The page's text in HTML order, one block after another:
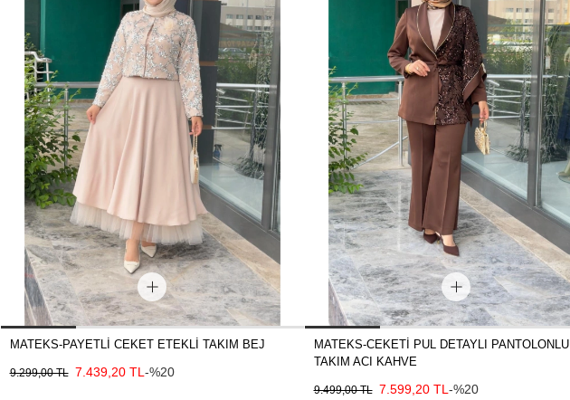
MATEKS-PAYETLİ CEKET ETEKLİ TAKIM BEJ
9.299,00 TL 7.439,20 TL -%20
MATEKS-CEKETİ PUL DETAYLI PANTOLONLU
TAKIM ACI KAHVE
9.499,00 TL 7.599,20 TL -%20